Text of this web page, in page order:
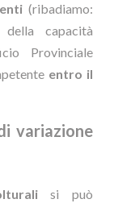
(ribadiamo:
capacità
Provinciale
entro il
variazione
si può